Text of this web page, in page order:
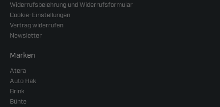
Widerrufsbelehrung und Widerrufsformular
Cookie-Einstellungen
Vertrag widerrufen
Newsletter
Marken
Atera
Auto Hak
Brink
Bünte